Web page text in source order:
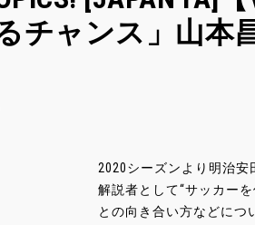
チャンス」山本
2020シーズンより明治
解説者として“サッカー
との向き合い方などにつ